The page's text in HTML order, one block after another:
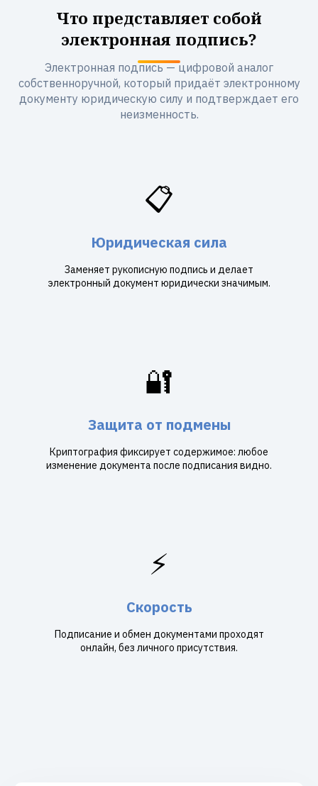
Что представляет собой
электронная подпись?
Электронная подпись — цифровой аналог
собственноручной, который придаёт электронному
документу юридическую силу и подтверждает его
неизменность.
📋
Юридическая сила
Заменяет рукописную подпись и делает
электронный документ юридически значимым.
🔐
Защита от подмены
Криптография фиксирует содержимое: любое
изменение документа после подписания видно.
⚡
Скорость
Подписание и обмен документами проходят
онлайн, без личного присутствия.